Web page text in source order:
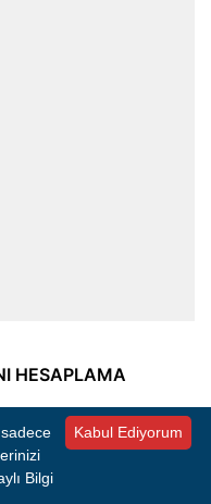
HESAPLAMA
Kabul Ediyorum
Bilgi